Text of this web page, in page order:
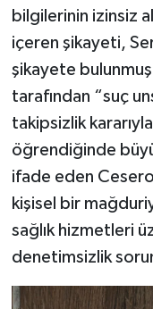
bilgilerinin izinsiz
içeren şikayeti,
şikayete
tarafından “suç
takipsizlik
öğrendiğinde büyük
ifade eden
kişisel bir
sağlık hizmetleri
denetimsizlik